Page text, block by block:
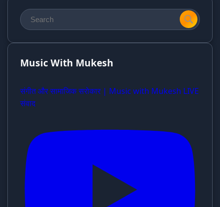
Music With Mukesh
संगीत और सामाजिक सरोकार | Music with Mukesh LIVE
संवाद